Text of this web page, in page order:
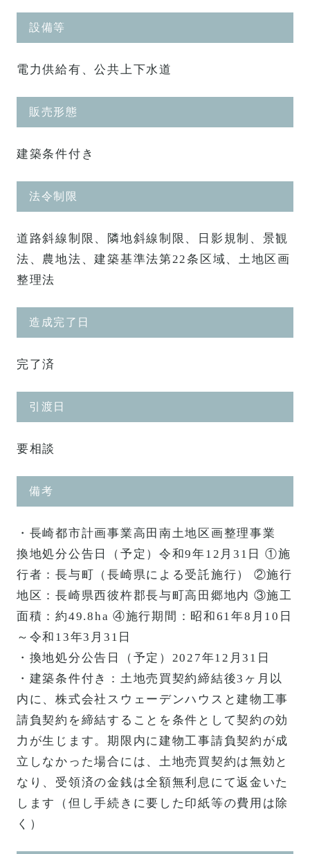
設備等
電力供給有、公共上下水道
販売形態
建築条件付き
法令制限
道路斜線制限、隣地斜線制限、日影規制、景観
法、農地法、建築基準法第22条区域、土地区画
整理法
造成完了日
完了済
引渡日
要相談
備考
・長崎都市計画事業高田南土地区画整理事業
換地処分公告日（予定）令和9年12月31日 ①施
行者：長与町（長崎県による受託施行） ②施行
地区：長崎県西彼杵郡長与町高田郷地内 ③施工
面積：約49.8ha ④施行期間：昭和61年8月10日
～令和13年3月31日
・換地処分公告日（予定）2027年12月31日
・建築条件付き：土地売買契約締結後3ヶ月以
内に、株式会社スウェーデンハウスと建物工事
請負契約を締結することを条件として契約の効
力が生じます。期限内に建物工事請負契約が成
立しなかった場合には、土地売買契約は無効と
なり、受領済の金銭は全額無利息にて返金いた
します（但し手続きに要した印紙等の費用は除
く）